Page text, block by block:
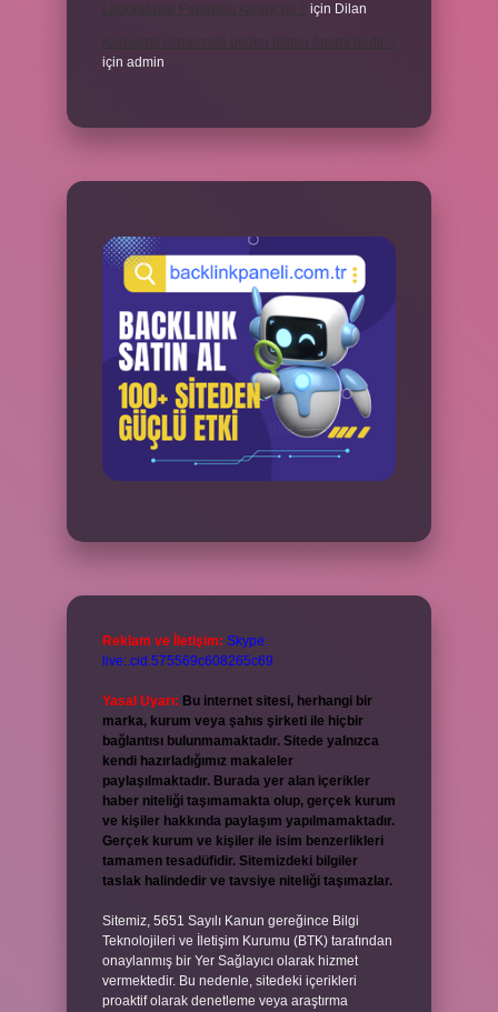
için Dilan
için admin
Reklam ve İletişim: Skype:
live:.cid.575569c608265c69
Yasal Uyarı: Bu internet sitesi, herhangi bir
marka, kurum veya şahıs şirketi ile hiçbir
bağlantısı bulunmamaktadır. Sitede yalnızca
kendi hazırladığımız makaleler
paylaşılmaktadır. Burada yer alan içerikler
haber niteliği taşımamakta olup, gerçek kurum
ve kişiler hakkında paylaşım yapılmamaktadır.
Gerçek kurum ve kişiler ile isim benzerlikleri
tamamen tesadüfidir. Sitemizdeki bilgiler
taslak halindedir ve tavsiye niteliği taşımazlar.
Sitemiz, 5651 Sayılı Kanun gereğince Bilgi
Teknolojileri ve İletişim Kurumu (BTK) tarafından
onaylanmış bir Yer Sağlayıcı olarak hizmet
vermektedir. Bu nedenle, sitedeki içerikleri
proaktif olarak denetleme veya araştırma